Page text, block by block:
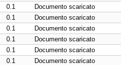
0.1
Documento scaricato
0.1
Documento scaricato
0.1
Documento scaricato
0.1
Documento scaricato
0.1
Documento scaricato
0.1
Documento scaricato